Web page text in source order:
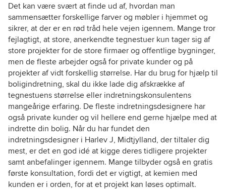
Det kan være svært at finde ud af, hvordan man
sammensætter forskellige farver og møbler i hjemmet og
sikrer, at der er en rød tråd hele vejen igennem. Mange tror
fejlagtigt, at store, anerkendte tegnestuer kun tager sig af
store projekter for de store firmaer og offentlige bygninger,
men de fleste arbejder også for private kunder og på
projekter af vidt forskellig størrelse. Har du brug for hjælp til
boligindretning, skal du ikke lade dig afskrække af
tegnestuens størrelse eller indretningskonsulentens
mangeårige erfaring. De fleste indretningsdesignere har
også private kunder og vil hellere end gerne hjælpe med at
indrette din bolig. Når du har fundet den
indretningsdesigner i Harlev J, Midtjylland, der tiltaler dig
mest, er det en god idé at kigge deres tidligere projekter
samt anbefalinger igennem. Mange tilbyder også en gratis
første konsultation, fordi det er vigtigt, at kemien med
kunden er i orden, for at et projekt kan løses optimalt.